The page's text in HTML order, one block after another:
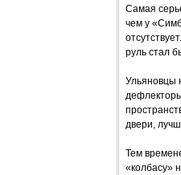
Самая
чем у
руль стал
Ульяновцы
двери,
Тем
«колбасу»